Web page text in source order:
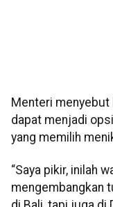
Menteri menyebut
dapat menjadi
yang memilih
“Saya pikir, inilah
mengembangkan